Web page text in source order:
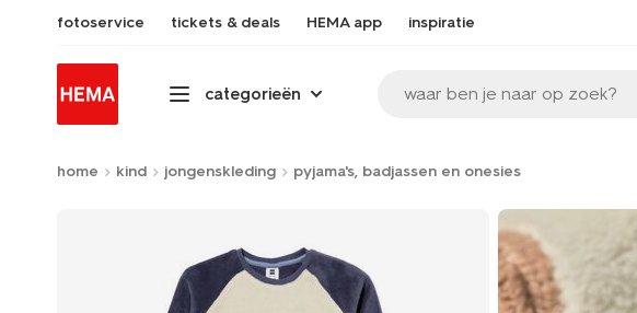
fotoservice tickets & deals HEMA app inspiratie
categorieën waar ben je naar op zoek?
home kind jongenskleding pyjama's, badjassen en onesies